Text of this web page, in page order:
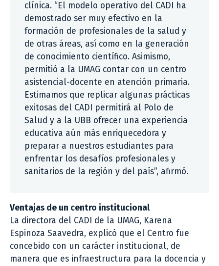
clínica. “El modelo operativo del CADI ha
demostrado ser muy efectivo en la
formación de profesionales de la salud y
de otras áreas, así como en la generación
de conocimiento científico. Asimismo,
permitió a la UMAG contar con un centro
asistencial-docente en atención primaria.
Estimamos que replicar algunas prácticas
exitosas del CADI permitirá al Polo de
Salud y a la UBB ofrecer una experiencia
educativa aún más enriquecedora y
preparar a nuestros estudiantes para
enfrentar los desafíos profesionales y
sanitarios de la región y del país”, afirmó.
Ventajas de un centro institucional
La directora del CADI de la UMAG, Karena
Espinoza Saavedra, explicó que el Centro fue
concebido con un carácter institucional, de
manera que es infraestructura para la docencia y